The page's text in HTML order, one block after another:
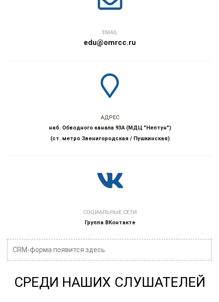
EMAIL
edu@omrcc.ru
АДРЕС
наб. Обводного канала 93А (МДЦ "Нептун")
(ст. метро Звенигородская / Пушкинская)
СОЦИАЛЬНЫЕ СЕТИ
Группа ВКонтакте
CRM-форма появится здесь
СРЕДИ НАШИХ СЛУШАТЕЛЕЙ